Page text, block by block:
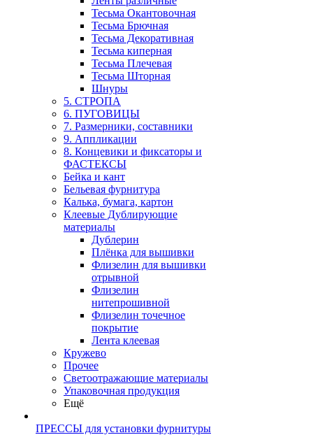
Тесьма Окантовочная
Тесьма Брючная
Тесьма Декоративная
Тесьма киперная
Тесьма Плечевая
Тесьма Шторная
Шнуры
5. СТРОПА
6. ПУГОВИЦЫ
7. Размерники, составники
9. Аппликации
8. Концевики и фиксаторы и
ФАСТЕКСЫ
Бейка и кант
Бельевая фурнитура
Калька, бумага, картон
Клеевые Дублирующие
материалы
Дублерин
Плёнка для вышивки
Флизелин для вышивки
отрывной
Флизелин
нитепрошивной
Флизелин точечное
покрытие
Лента клеевая
Кружево
Прочее
Светоотражающие материалы
Упаковочная продукция
Ещё
ПРЕССЫ для установки фурнитуры